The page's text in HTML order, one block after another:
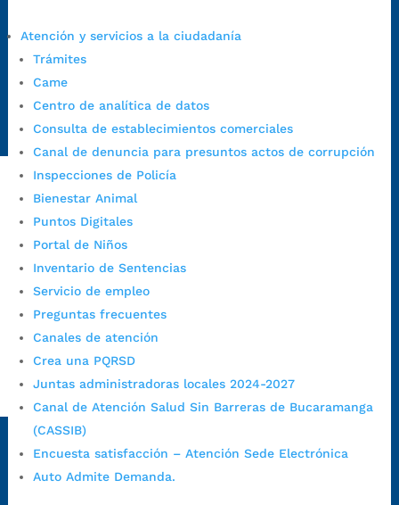
Atención y servicios a la ciudadanía
Trámites
Came
Centro de analítica de datos
Consulta de establecimientos comerciales
Canal de denuncia para presuntos actos de corrupción
Inspecciones de Policía
Bienestar Animal
Puntos Digitales
Portal de Niños
Inventario de Sentencias
Servicio de empleo
Preguntas frecuentes
Canales de atención
Crea una PQRSD
Juntas administradoras locales 2024-2027
Canal de Atención Salud Sin Barreras de Bucaramanga
(CASSIB)
Encuesta satisfacción – Atención Sede Electrónica
Auto Admite Demanda.
Canal de denuncia para presuntos actos de corrupción:
https://canaldenuncia.bucaramanga.gov.co/
Radique aquí su queja disciplinaria:
https://www.bucaramanga.gov.co/gobierno-ciudadanos-
1/secretarias/oficina-de-control-interno-disciplinario/
@AlcaldíaBGA
Alcaldía de Bucaramanga
Autorización de Tratamiento de Datos Personales
de Tratamiento de Datos Personales
|
Política web y
comunicaciones |Política de derechos de autor